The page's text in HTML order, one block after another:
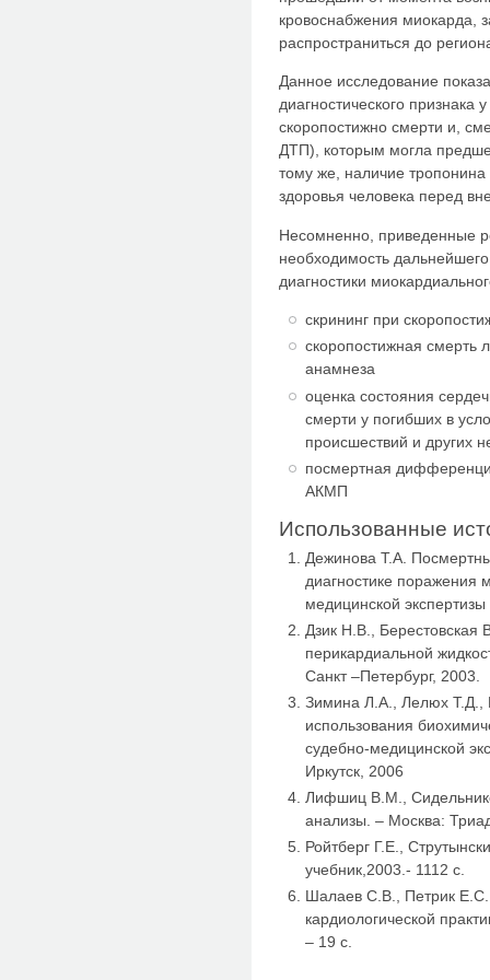
кровоснабжения миокарда,
распространиться до
Данное исследование
диагностического признака
скоропостижно смерти и,
ДТП), которым могла
тому же, наличие
здоровья человека перед
Несомненно, приведенные
необходимость
диагностики
скрининг при
скоропостижная смерть
анамнеза
оценка состояния
смерти у погибших в
происшествий и других
посмертная
АКМП
Использованные
Дежинова Т.А.
диагностике поражения
медицинской
Дзик Н.В.,
перикардиальной
Санкт –Петербург, 2003.
Зимина Л.А., Лелюх Т.Д.,
использования
судебно-медицинской
Иркутск, 2006
Лифшиц В.М.,
анализы. – Москва:
Ройтберг Г.Е.,
учебник,2003.- 1112 с.
Шалаев С.В., Петрик
кардиологической
– 19 с.